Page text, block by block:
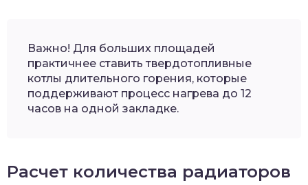
Важно! Для больших площадей
практичнее ставить твердотопливные
котлы длительного горения, которые
поддерживают процесс нагрева до 12
часов на одной закладке.
Расчет количества радиаторов